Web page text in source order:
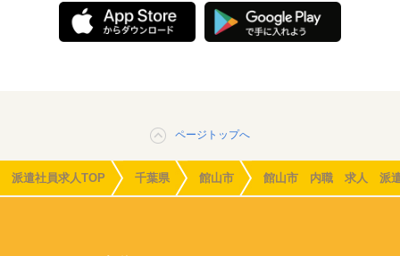
ページトップへ
派遣社員求人TOP 千葉県 館山市 館山市 内職 求人 派遣